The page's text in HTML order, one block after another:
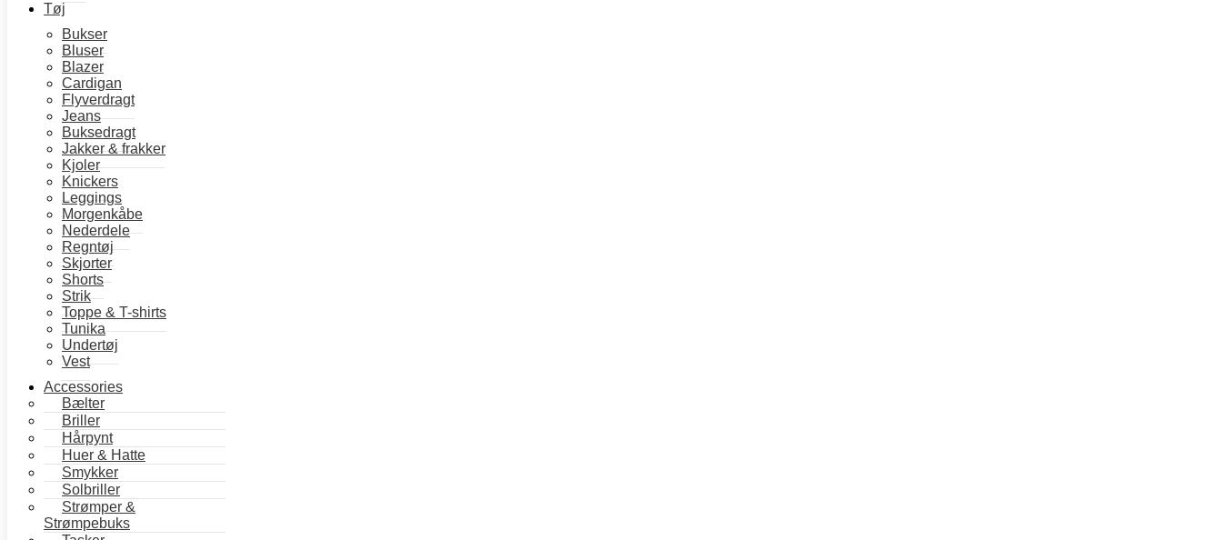
Tøj
Bukser
Bluser
Blazer
Cardigan
Flyverdragt
Jeans
Buksedragt
Jakker & frakker
Kjoler
Knickers
Leggings
Morgenkåbe
Nederdele
Regntøj
Skjorter
Shorts
Strik
Toppe & T-shirts
Tunika
Undertøj
Vest
Accessories
Bælter
Briller
Hårpynt
Huer & Hatte
Smykker
Solbriller
Strømper &
Strømpebuks
Vaskeanvisning:
Vaskes ved 40 grader.
Dette produkt er produceret mere bæredygtigt og med ekstra omtanke for miljøet.
Farve
Størrelse
leggings
Tilføj til kurv